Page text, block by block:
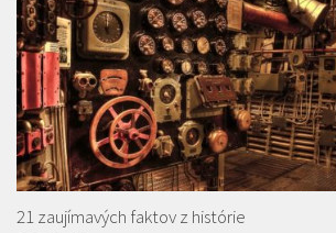
21 zaujímavých faktov z histórie